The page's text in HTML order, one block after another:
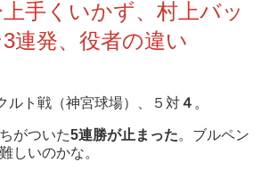
手くいかず、村上バッ
連発、役者の違い
ルト戦（神宮球場）、５対４ 。
がついた5連勝が止まった。ブルペン
しいのかな。